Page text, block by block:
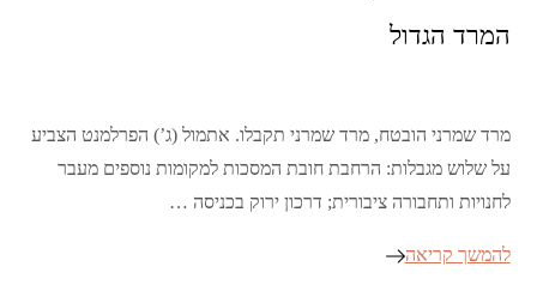
המרד הגדול
מרד שמרני הובטח, מרד שמרני תקבלו. אתמול (ג’) הפרלמנט הצביע
על שלוש מגבלות: הרחבת חובת המסכות למקומות נוספים מעבר
לחנויות ותחבורה ציבורית; דרכון ירוק בכניסה …
להמשך קריאה